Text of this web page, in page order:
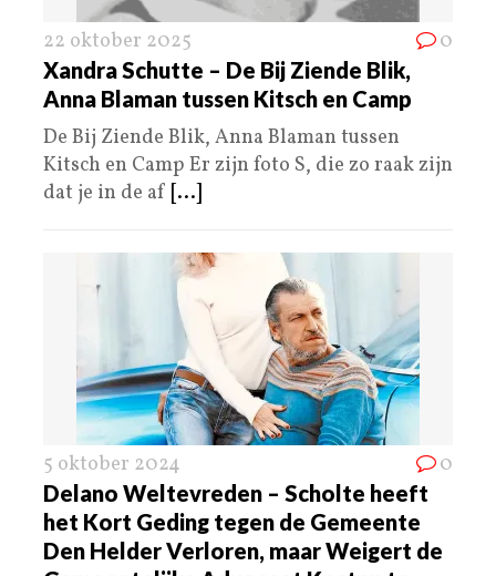
22 oktober 2025 0
Xandra Schutte – De Bij Ziende Blik,
Anna Blaman tussen Kitsch en Camp
De Bij Ziende Blik, Anna Blaman tussen
Kitsch en Camp Er zijn foto S, die zo raak zijn
dat je in de af [...]
5 oktober 2024 0
Delano Weltevreden – Scholte heeft
het Kort Geding tegen de Gemeente
Den Helder Verloren, maar Weigert de